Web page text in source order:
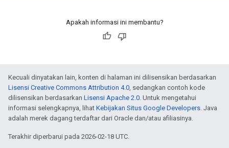
Apakah informasi ini membantu?
Kecuali dinyatakan lain, konten di halaman ini dilisensikan berdasarkan
Lisensi Creative Commons Attribution 4.0, sedangkan contoh kode
dilisensikan berdasarkan Lisensi Apache 2.0. Untuk mengetahui
informasi selengkapnya, lihat Kebijakan Situs Google Developers. Java
adalah merek dagang terdaftar dari Oracle dan/atau afiliasinya.
Terakhir diperbarui pada 2026-02-18 UTC.